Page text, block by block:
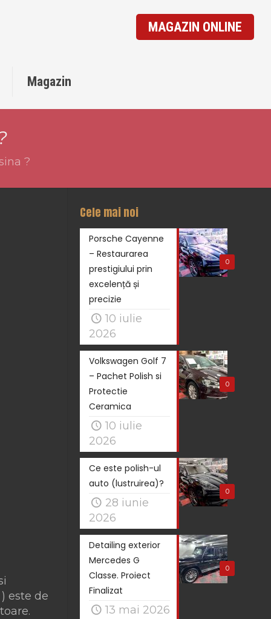
Magazin
MAGAZIN ONLINE
?
este de
Cele mai noi
0
Porsche Cayenne
– Restaurarea
prestigiului prin
excelență și
precizie
10 iulie
2026
0
Volkswagen Golf 7
– Pachet Polish si
Protectie
Ceramica
10 iulie
2026
0
Ce este polish-ul
auto (lustruirea)?
28 iunie
2026
0
Detailing exterior
Mercedes G
Classe. Proiect
Finalizat
13 mai 2026